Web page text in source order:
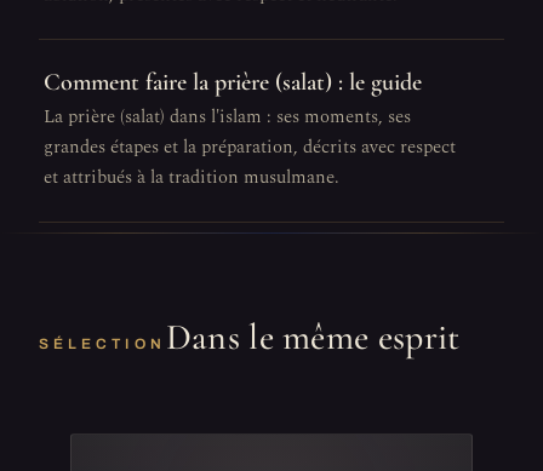
Comment faire la prière (salat) : le guide
La prière (salat) dans l'islam : ses moments, ses
grandes étapes et la préparation, décrits avec respect
et attribués à la tradition musulmane.
SÉLECTION Dans le même esprit